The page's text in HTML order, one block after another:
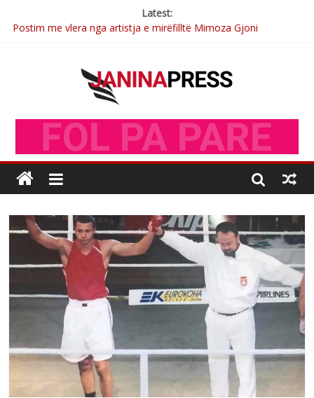
Latest:
Postim me vlera nga artistja e mirëfilltë Mimoza Gjoni
Nga poetja atdhetare Kumrie Shala -BOLL MO
Brahim Çekaj njē veprimtar i respektuar i çeshtjës kombëtare
Çlirimtari Mentor Mushkolaj nderohet me mirenjohje nga
Xhevdet Qeriqi Dega e invalidëve në Fushë Kosovë